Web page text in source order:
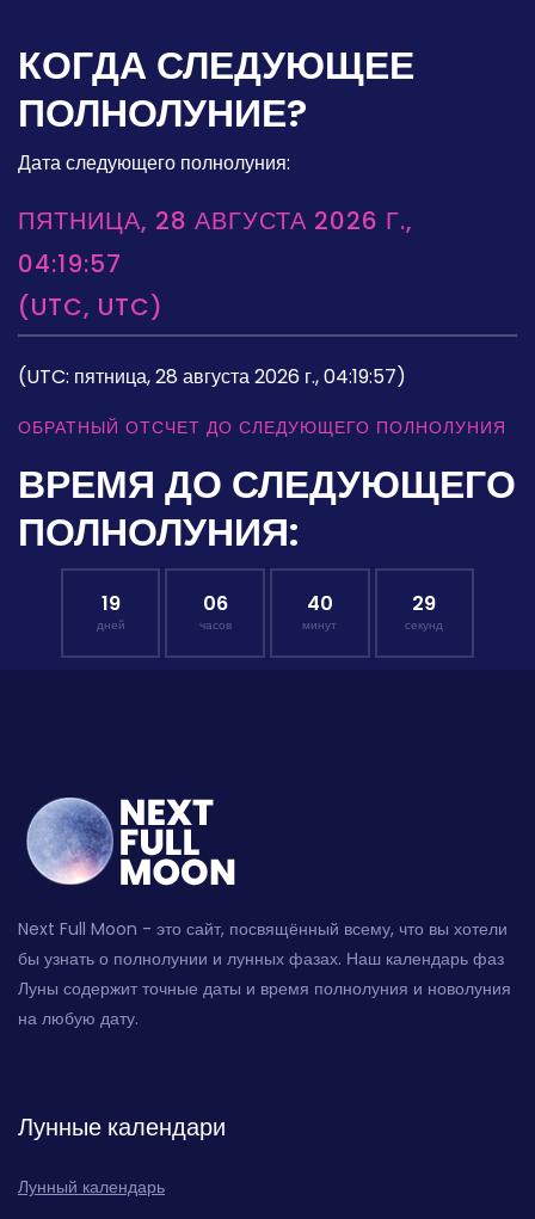
КОГДА СЛЕДУЮЩЕЕ
ПОЛНОЛУНИЕ?
Дата следующего полнолуния:
ПЯТНИЦА, 28 АВГУСТА 2026 Г.,
04:19:57
(UTC, UTC)
(UTC: пятница, 28 августа 2026 г., 04:19:57)
ОБРАТНЫЙ ОТСЧЕТ ДО СЛЕДУЮЩЕГО ПОЛНОЛУНИЯ
ВРЕМЯ ДО СЛЕДУЮЩЕГО
ПОЛНОЛУНИЯ:
19
дней
06
часов
40
минут
28
секунд
Next Full Moon - это сайт, посвящённый всему, что вы хотели
бы узнать о полнолунии и лунных фазах. Наш календарь фаз
Луны содержит точные даты и время полнолуния и новолуния
на любую дату.
Лунные календари
Лунный календарь